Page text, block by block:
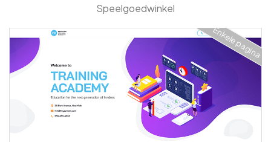
Speelgoedwinkel
Enkele pagina